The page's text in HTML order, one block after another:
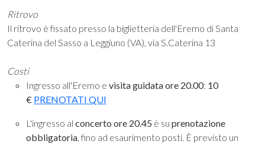
Ritrovo
Il ritrovo è fissato presso la biglietteria dell'Eremo di Santa
Caterina del Sasso a Leggiuno (VA), via S.Caterina 13
Costi
Ingresso all'Eremo e visita guidata ore 20.00: 10
€ PRENOTATI QUI
L'ingresso al concerto ore 20.45 è su prenotazione
obbligatoria, fino ad esaurimento posti. È previsto un